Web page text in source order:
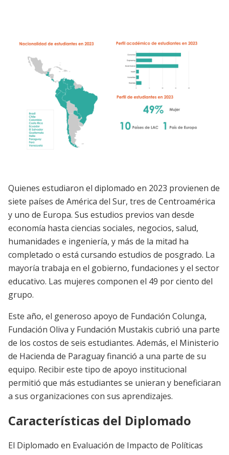
Quienes estudiaron el diplomado en 2023 provienen de
siete países de América del Sur, tres de Centroamérica
y uno de Europa. Sus estudios previos van desde
economía hasta ciencias sociales, negocios, salud,
humanidades e ingeniería, y más de la mitad ha
completado o está cursando estudios de posgrado. La
mayoría trabaja en el gobierno, fundaciones y el sector
educativo. Las mujeres componen el 49 por ciento del
grupo.
Este año, el generoso apoyo de Fundación Colunga,
Fundación Oliva y Fundación Mustakis cubrió una parte
de los costos de seis estudiantes. Además, el Ministerio
de Hacienda de Paraguay financió a una parte de su
equipo. Recibir este tipo de apoyo institucional
permitió que más estudiantes se unieran y beneficiaran
a sus organizaciones con sus aprendizajes.
Características del Diplomado
El Diplomado en Evaluación de Impacto de Políticas